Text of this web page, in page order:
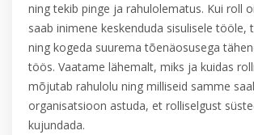
ning tekib pinge ja rahulolematus. Kui roll
saab inimene keskenduda sisulisele tööle,
ning kogeda suurema tõenäosusega
töös. Vaatame lähemalt, miks ja kuidas
mõjutab rahulolu ning milliseid samme
organisatsioon astuda, et rolliselgust
kujundada.